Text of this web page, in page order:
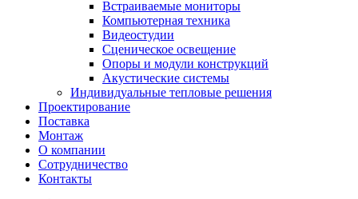
Встраиваемые мониторы
Компьютерная техника
Видеостудии
Cценическое освещение
Опоры и модули конструкций
Акустические системы
Индивидуальные тепловые решения
Проектирование
Поставка
Монтаж
О компании
Сотрудничество
Контакты